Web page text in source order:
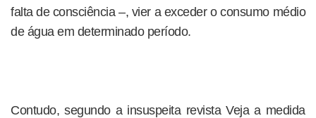
falta de consciência –, vier a exceder o consumo médio
de água em determinado período.
Contudo, segundo a insuspeita revista Veja a medida